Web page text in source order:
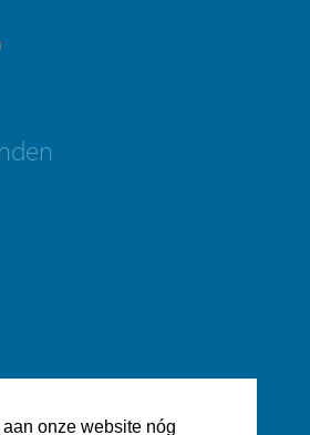
onze website nóg